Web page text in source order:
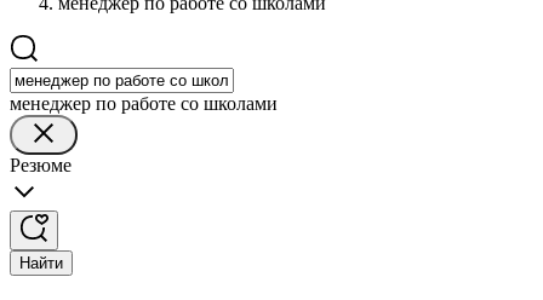
менеджер по работе со школами
Резюме
Найти